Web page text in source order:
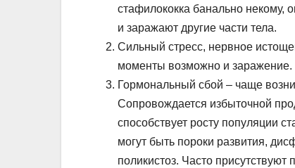
стафилококка банально некому,
и заражают другие части тела.
Сильный стресс, нервное
моменты возможно и заражение.
Гормональный сбой – чаще
Сопровождается избыточной
способствует росту популяции
могут быть пороки развития,
поликистоз. Часто присутствуют